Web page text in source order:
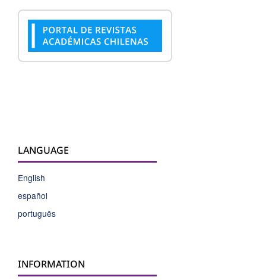
LANGUAGE
English
español
português
INFORMATION